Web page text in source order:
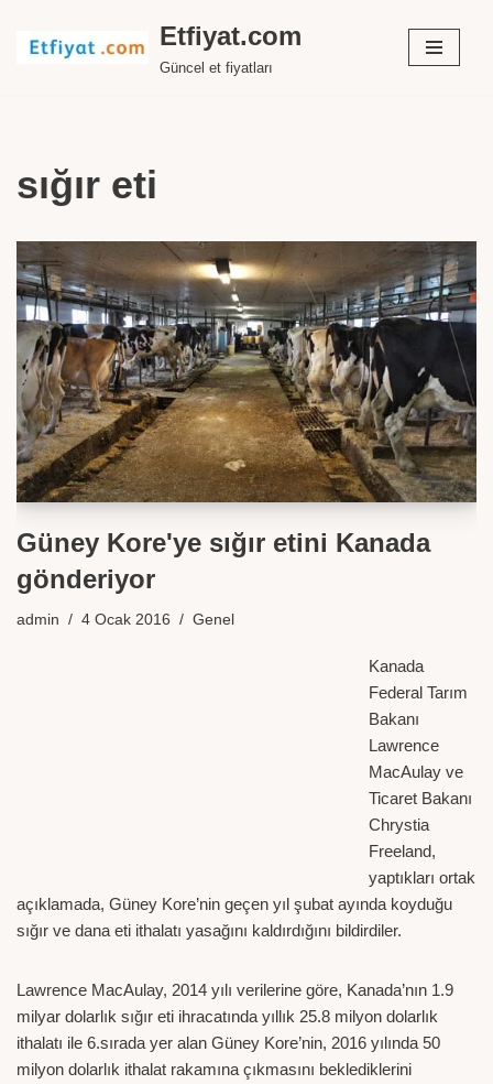
İçeriğe
Etfiyat.com
Güncel et fiyatları
sığır eti
Güney Kore'ye sığır etini Kanada
gönderiyor
admin 4 Ocak 2016 Genel
Kanada
Federal Tarım
Bakanı
Lawrence
MacAulay ve
Ticaret Bakanı
Chrystia
Freeland,
yaptıkları ortak
açıklamada, Güney Kore’nin geçen yıl şubat ayında koyduğu
sığır ve dana eti ithalatı yasağını kaldırdığını bildirdiler.
Lawrence MacAulay, 2014 yılı verilerine göre, Kanada’nın 1.9
milyar dolarlık sığır eti ihracatında yıllık 25.8 milyon dolarlık
ithalatı ile 6.sırada yer alan Güney Kore’nin, 2016 yılında 50
milyon dolarlık ithalat rakamına çıkmasını beklediklerini